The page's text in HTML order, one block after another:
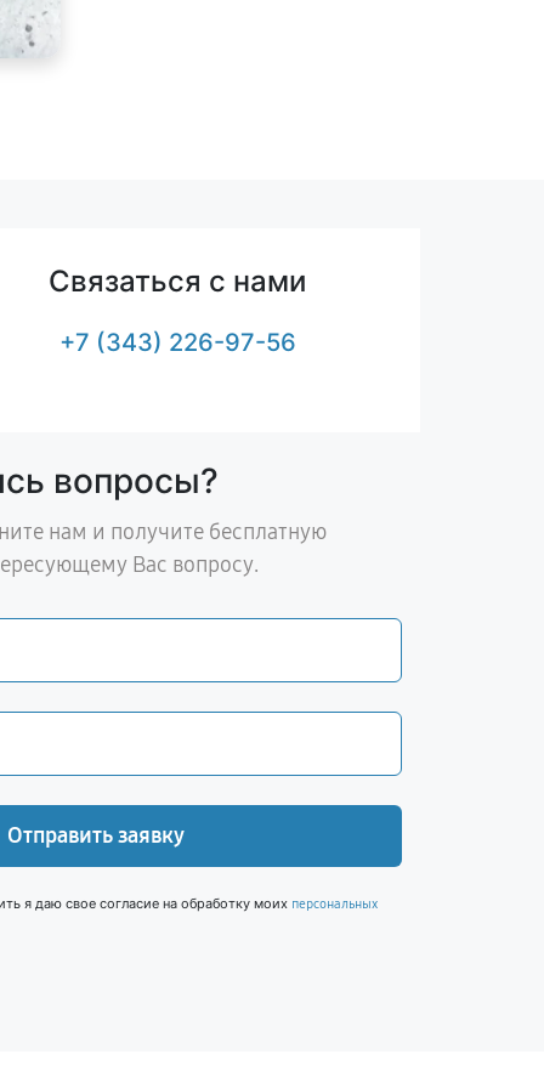
Связаться с нами
+7 (343) 226-97-56
вопросы?
нам и получите бесплатную
Вас вопросу.
Отправить заявку
я даю свое согласие на обработку моих персональных